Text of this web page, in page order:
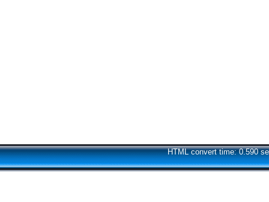
HTML convert time: 0.590